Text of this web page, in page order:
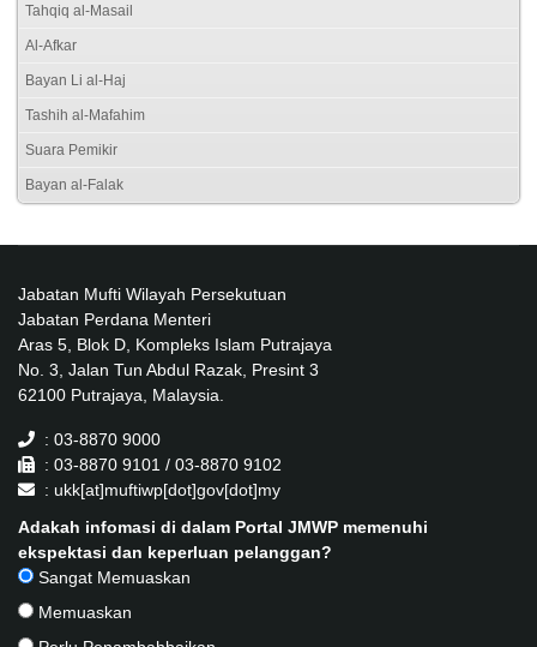
Tahqiq al-Masail
Al-Afkar
Bayan Li al-Haj
Tashih al-Mafahim
Suara Pemikir
Bayan al-Falak
Jabatan Mufti Wilayah Persekutuan
Jabatan Perdana Menteri
Aras 5, Blok D, Kompleks Islam Putrajaya
No. 3, Jalan Tun Abdul Razak, Presint 3
62100 Putrajaya, Malaysia.
: 03-8870 9000
: 03-8870 9101 / 03-8870 9102
: ukk[at]muftiwp[dot]gov[dot]my
Adakah infomasi di dalam Portal JMWP memenuhi
ekspektasi dan keperluan pelanggan?
Sangat Memuaskan
Memuaskan